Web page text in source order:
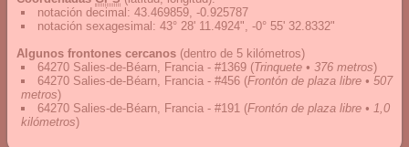
notación decimal : 43.469859, -0.925787
notación sexagesimal : 43° 28' 11.4924", -0° 55' 32.8332"
Algunos frontones cercanos (dentro de 5 kilómetros)
64270 Salies-de-Béarn, Francia - #1369 (Trinquete • 376 metros)
64270 Salies-de-Béarn, Francia - #456 (Frontón de plaza libre • 507
metros)
64270 Salies-de-Béarn, Francia - #191 (Frontón de plaza libre • 1,0
kilómetros)